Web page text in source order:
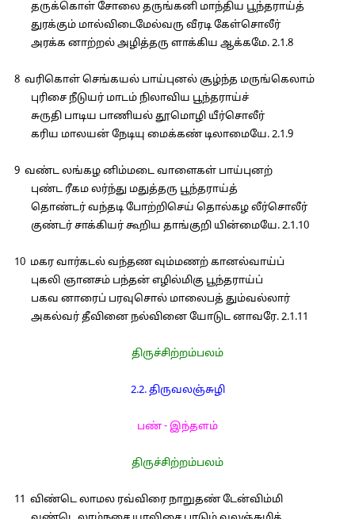
தருக்கொள் சோலை தருங்கனி மாந்திய பூந்தராய்த்
துரக்கும் மால்விடைமேல்வரு வீரடி கேள்சொலீர்
அரக்க னாற்றல் அழித்தரு ளாக்கிய ஆக்கமே. 2.1.8
8 வரிகொள் செங்கயல் பாய்புனல் சூழ்ந்த மருங்கெலாம்
புரிசை நீடுயர் மாடம் நிலாவிய பூந்தராய்ச்
சுருதி பாடிய பாணியல் தூமொழி யீர்சொலீர்
கரிய மாலயன் நேடியு மைக்கண் டிலாமையே. 2.1.9
9 வண்ட லங்கழ னிம்மடை வாளைகள் பாய்புனற்
புண்ட ரீகம லர்ந்து மதுத்தரு பூந்தராய்த்
தொண்டர் வந்தடி போற்றிசெய் தொல்கழ லீர்சொலீர்
குண்டர் சாக்கியர் கூறிய தாங்குறி யின்மையே. 2.1.10
10 மகர வார்கடல் வந்தண வும்மணற் கானல்வாய்ப்
புகலி ஞானசம் பந்தன் எழில்மிகு பூந்தராய்ப்
பகவ னாரைப் பரவுசொல் மாலைபத் தும்வல்லார்
அகல்வர் தீவினை நல்வினை யோடுட னாவரே. 2.1.11
திருச்சிற்றம்பலம்
2.2. திருவலஞ்சுழி
பண் - இந்தளம்
திருச்சிற்றம்பலம்
11 விண்டெ லாமல ரவ்விரை நாறுதண் டேன்விம்மி